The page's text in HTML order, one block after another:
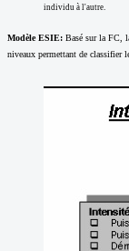
individu à l'autre.
Modèle ESIE: Basé sur la FC,
niveaux permettant de classifier